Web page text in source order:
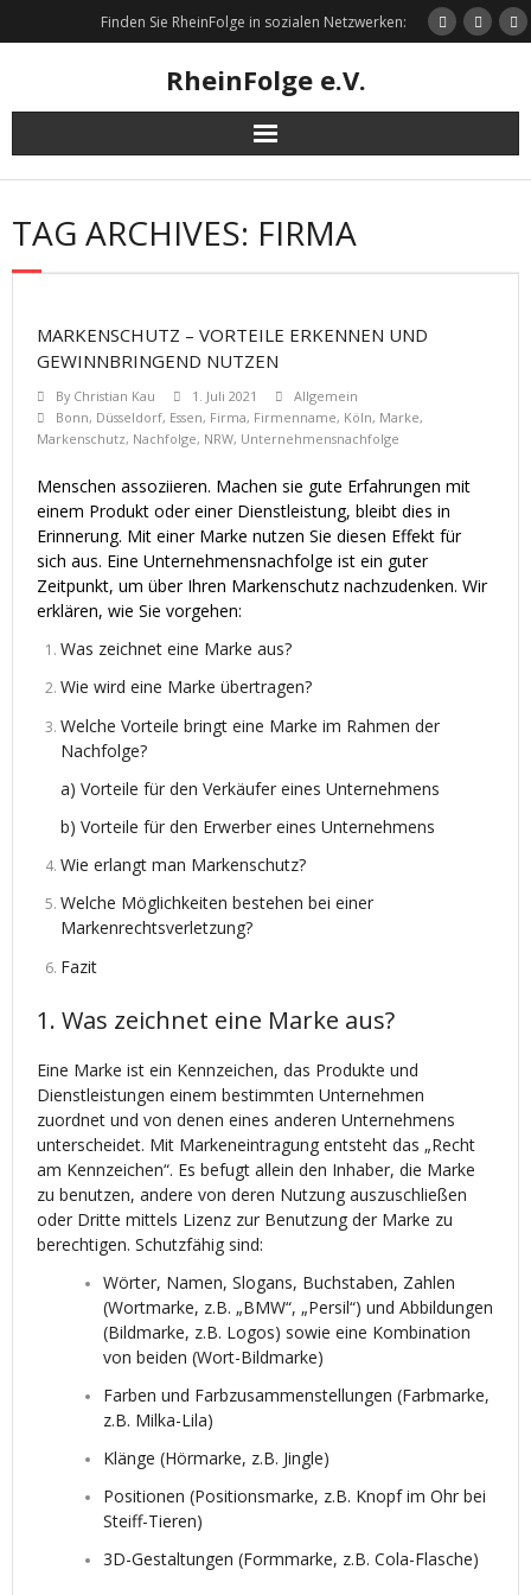
Finden Sie RheinFolge in sozialen Netzwerken:
RheinFolge e.V.
TAG ARCHIVES: FIRMA
MARKENSCHUTZ – VORTEILE ERKENNEN UND
GEWINNBRINGEND NUTZEN
By Christian Kau 1. Juli 2021
Allgemein
Bonn, Düsseldorf, Essen, Firma, Firmenname, Köln, Marke,
Markenschutz, Nachfolge, NRW, Unternehmensnachfolge
Menschen assoziieren. Machen sie gute Erfahrungen mit
einem Produkt oder einer Dienstleistung, bleibt dies in
Erinnerung. Mit einer Marke nutzen Sie diesen Effekt für
sich aus. Eine Unternehmensnachfolge ist ein guter
Zeitpunkt, um über Ihren Markenschutz nachzudenken. Wir
erklären, wie Sie vorgehen:
Was zeichnet eine Marke aus?
Wie wird eine Marke übertragen?
Welche Vorteile bringt eine Marke im Rahmen der
Nachfolge?
a) Vorteile für den Verkäufer eines Unternehmens
b) Vorteile für den Erwerber eines Unternehmens
Wie erlangt man Markenschutz?
Welche Möglichkeiten bestehen bei einer
Markenrechtsverletzung?
Fazit
1. Was zeichnet eine Marke aus?
Eine Marke ist ein Kennzeichen, das Produkte und
Dienstleistungen einem bestimmten Unternehmen
zuordnet und von denen eines anderen Unternehmens
unterscheidet. Mit Markeneintragung entsteht das „Recht
am Kennzeichen“. Es befugt allein den Inhaber, die Marke
zu benutzen, andere von deren Nutzung auszuschließen
oder Dritte mittels Lizenz zur Benutzung der Marke zu
berechtigen. Schutzfähig sind:
Wörter, Namen, Slogans, Buchstaben, Zahlen
(Wortmarke, z.B. „BMW“, „Persil“) und Abbildungen
(Bildmarke, z.B. Logos) sowie eine Kombination
von beiden (Wort-Bildmarke)
Farben und Farbzusammenstellungen (Farbmarke,
z.B. Milka-Lila)
Klänge (Hörmarke, z.B. Jingle)
Positionen (Positionsmarke, z.B. Knopf im Ohr bei
Steiff-Tieren)
3D-Gestaltungen (Formmarke, z.B. Cola-Flasche)